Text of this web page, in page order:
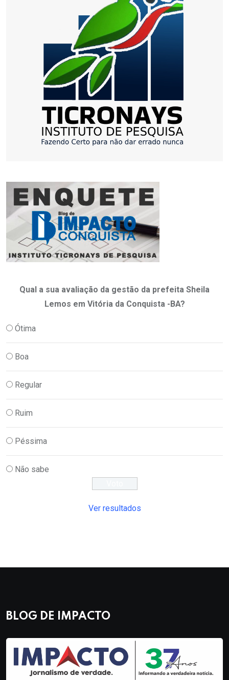
Qual a sua avaliação da gestão da prefeita Sheila
Lemos em Vitória da Conquista -BA?
Ótima
Boa
Regular
Ruim
Péssima
Não sabe
Ver resultados
BLOG DE IMPACTO